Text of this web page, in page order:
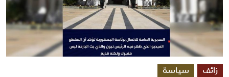
زائف سياسة